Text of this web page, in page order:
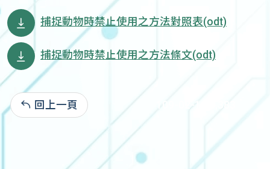
捕捉動物時禁止使用之方法對照表(odt)
捕捉動物時禁止使用之方法條文(odt)
回上一頁 109-02-11:5,383